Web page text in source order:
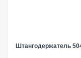
Штангодержатель